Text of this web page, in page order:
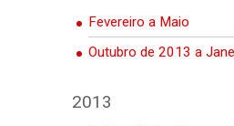
Fevereiro a Maio
Outubro de 2013 a
2013